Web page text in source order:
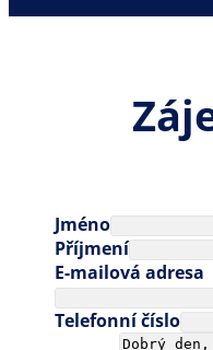
Jméno
Příjmení
E-mailová adresa
Telefonní číslo